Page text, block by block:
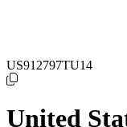
US912797TU14
United